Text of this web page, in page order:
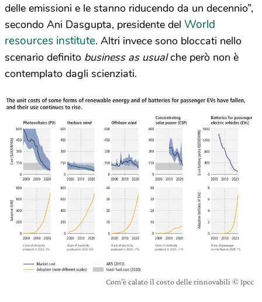
delle emissioni e le stanno riducendo da un decennio”,
secondo Ani Dasgupta, presidente del World
resources institute. Altri invece sono bloccati nello
scenario definito business as usualche però non è
contemplato dagli scienziati.
Com’è calato il costo delle rinnovabili © Ipcc